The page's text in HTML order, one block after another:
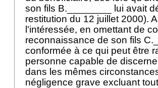
son fils B.________ lui avait
restitution du 12 juillet 2000).
l'intéressée, en omettant de
reconnaissance de son fils
conformée à ce qui peut être
personne capable de
dans les mêmes
négligence grave excluant